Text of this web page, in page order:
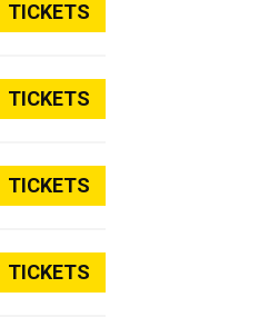
TICKETS
TICKETS
TICKETS
TICKETS